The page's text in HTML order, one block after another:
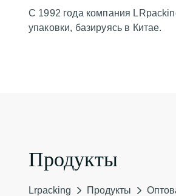
С 1992 года компания
упаковки, базируясь в Китае.
Продукты
Lrpacking Продукты